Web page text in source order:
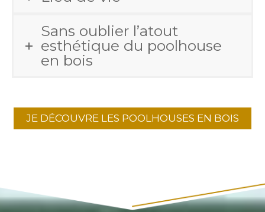
Sans oublier l’atout
esthétique du poolhouse
en bois
JE DÉCOUVRE LES POOLHOUSES EN BOIS